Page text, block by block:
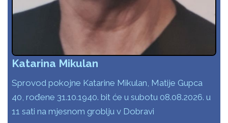
Katarina Mikulan
Sprovod pokojne Katarine Mikulan, Matije Gupca
40, rođene 31.10.1940. bit će u subotu 08.08.2026. u
11 sati na mjesnom groblju v Dobravi